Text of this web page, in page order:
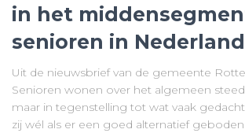
in het
senioren in Nederland
Uit de nieuwsbrief van de gemeente
Senioren wonen over het algemeen
maar in tegenstelling tot wat vaak
zij wél als er een goed alternatief